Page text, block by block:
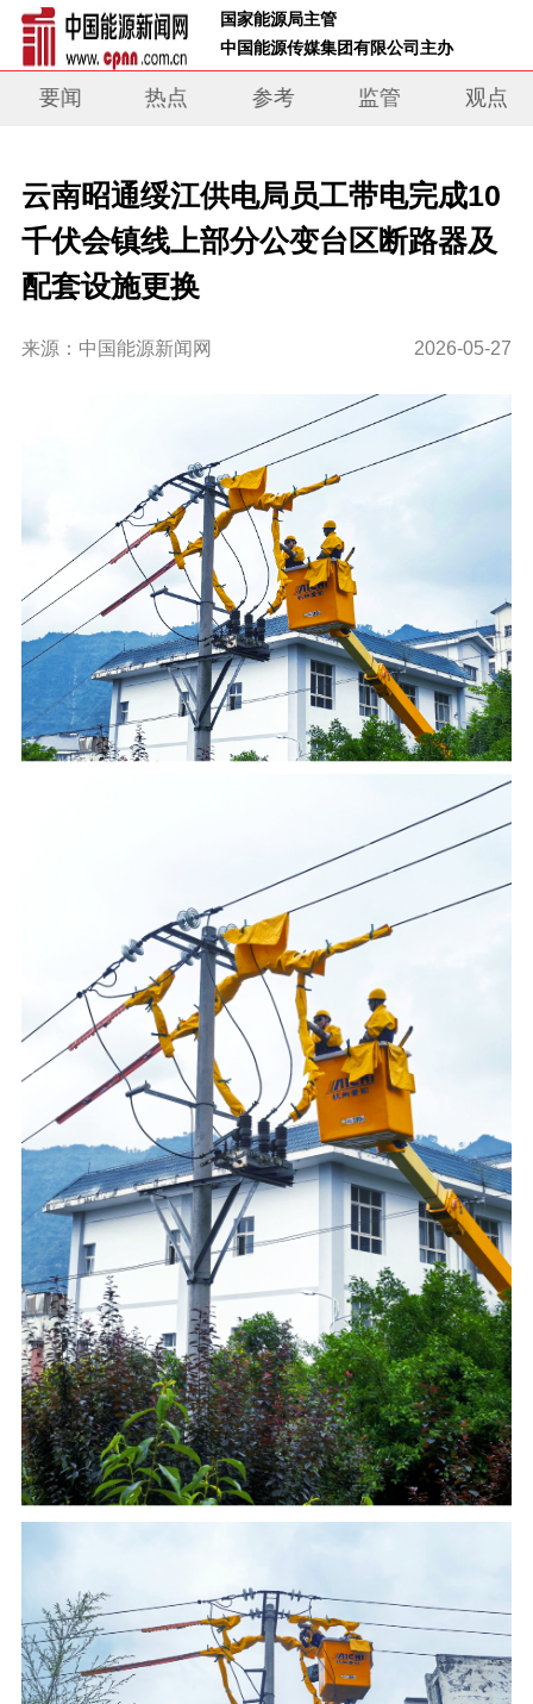
国家能源局主管
中国能源传媒集团有限公司主办
要闻 热点 参考 监管 观点
云南昭通绥江供电局员工带电完成10
千伏会镇线上部分公变台区断路器及
配套设施更换
来源：中国能源新闻网 2026-05-27